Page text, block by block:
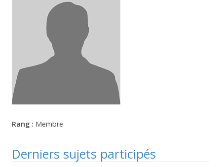
Rang : Membre
Derniers sujets participés